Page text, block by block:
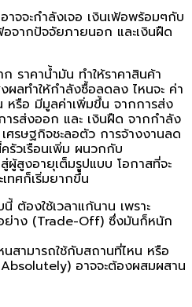
าจจะกำลังเจอ เงินเฟ้อพร้อมๆกับ
จากปัจจัยภายนอก และเงินฝืด
ราคาน้ำมัน ทำให้ราคาสินค้า
ลทำให้กำลังซื้อลดลง ไหนจะ ค่า
หรือ มีมูลค่าเพิ่มขึ้น จากการส่ง
รส่งออก และ เงินฝืด จากกำลัง
รษฐกิจชะลอตัว การจ้างงานลด
รัวเรือนเพิ่ม ผนวกกับ
ผู้สูงอายุเต็มรูปแบบ โอกาสที่จะ
เทศก็เริ่มยากขึ้น
องใช้เวลาแก้นาน เพราะ
ย่าง (Trade-Off) ซึ่งมันก็หนัก
สามารถใช้กับสถานที่ไหน หรือ
อาจจะต้องผสมผสาน